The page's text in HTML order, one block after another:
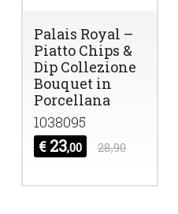
Palais Royal –
Piatto Chips &
Dip Collezione
Bouquet in
Porcellana
1038095
€ 23,00 28,90